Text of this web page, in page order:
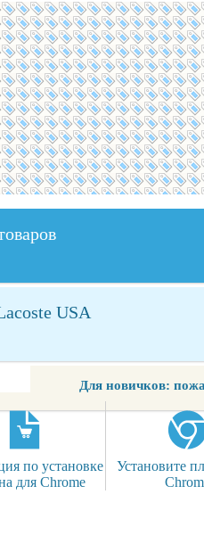
USA
Для новичков:
по установке
для Chrome
Установите